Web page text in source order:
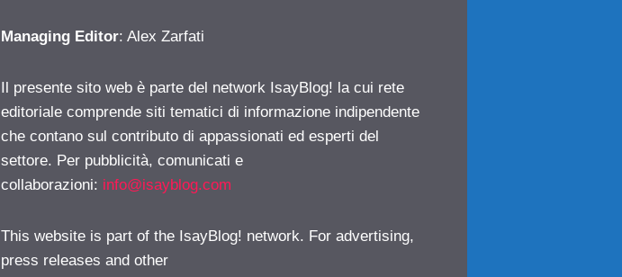
Managing Editor: Alex Zarfati
Il presente sito web è parte del network IsayBlog! la cui rete
editoriale comprende siti tematici di informazione indipendente
che contano sul contributo di appassionati ed esperti del
settore. Per pubblicità, comunicati e
collaborazioni: info@isayblog.com
This website is part of the IsayBlog! network. For advertising,
press releases and other